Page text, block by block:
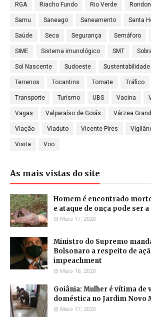
RGA Riacho Fundo Rio Verde
Samu Saneago Saneamento Santa
Saúde Seca Segurança Semáforo
SIME Sistema imunológico SMT
Sol Nascente Sudoeste Sustentabilidade
Terrenos Tocantins Tomate Tráfico
Transporte Turismo UBS Vacina
Vagas Valparaíso de Goiás Várzea
Viação Viaduto Vicente Pires
Visita Voo
As mais vistas do site
Homem é encontrado
e ataque de onça pode ser a
Maio 17, 2020
Ministro do Supremo
Bolsonaro a respeito de
impeachment
Maio 16, 2020
Goiânia: Mulher é vítima de
doméstica no Jardim Novo
Maio 17, 2020